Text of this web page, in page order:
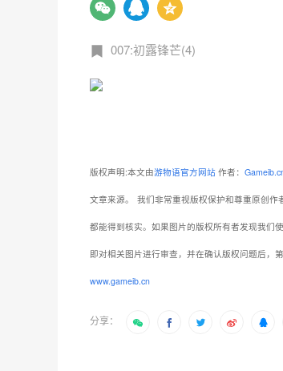
007:初露锋芒(4)
版权声明:本文由游物语官方网站 作者：
文章来源。 我们非常重视版权保护和尊重原创
都能得到核实。如果图片的版权所有者发现我们
即对相关图片进行审查，并在确认版权问题后，
www.gameib.cn
分享：